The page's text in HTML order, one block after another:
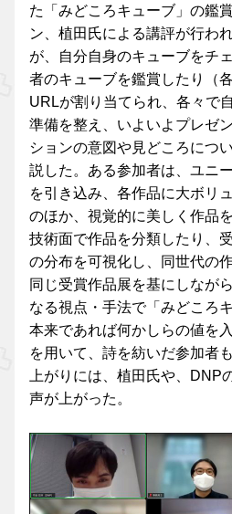
た「みどころキューブ」の鑑
ン、植田氏による講評が行わ
が、自分自身のキューブをチ
者のキューブを鑑賞したり（
URLが割り当てられ、各々で
準備を整え、いよいよプレゼ
ションの意図や見どころにつ
説した。ある参加者は、ユニ
を引き込み、各作品に大ボリ
のほか、視覚的に美しく作品
技術面で作品を分類したり、
の分布を可視化し、同世代の
同じ受賞作品展を基にしなが
なる視点・手法で「みどころ
本来であれば何かしらの値を
を用いて、詩を紡いだ参加者
上がりには、植田氏や、DNP
声が上がった。